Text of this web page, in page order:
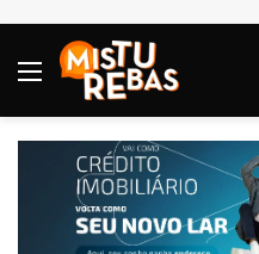
Menu